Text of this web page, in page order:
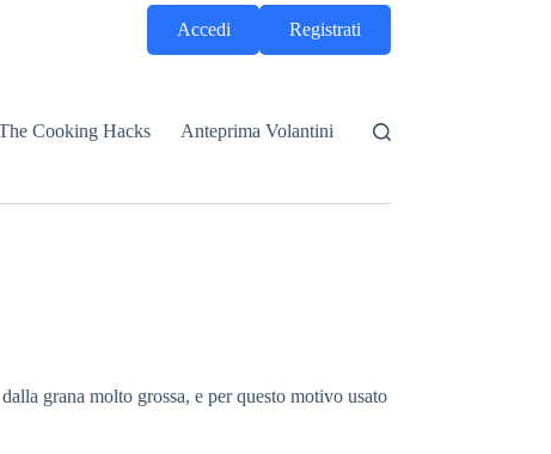
Accedi Registrati
Cooking Hacks Anteprima Volantini
grana molto grossa, e per questo motivo usato